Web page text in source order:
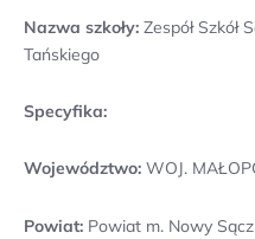
Nazwa szkoły: Zespół Szkół
Tańskiego
Specyfika:
Województwo: WOJ.
Powiat: Powiat m. Nowy Sącz